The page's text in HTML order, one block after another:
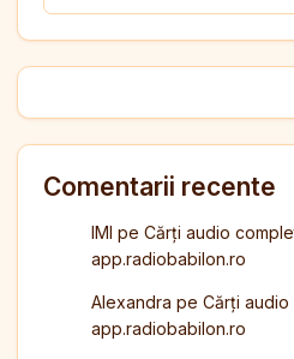
Comentarii recente
IMI pe Cărți audio
app.radiobabilon.ro
Alexandra pe Cărți audio
app.radiobabilon.ro